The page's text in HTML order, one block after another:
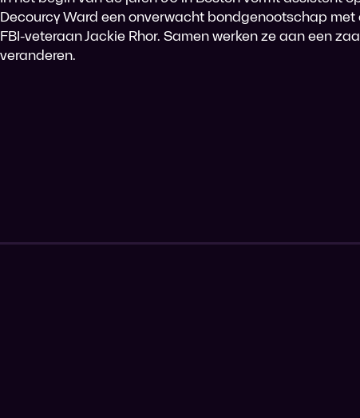
Decourcy Ward een onverwacht bondgenootschap
FBI-veteraan Jackie Rhor. Samen werken ze aan een
veranderen.